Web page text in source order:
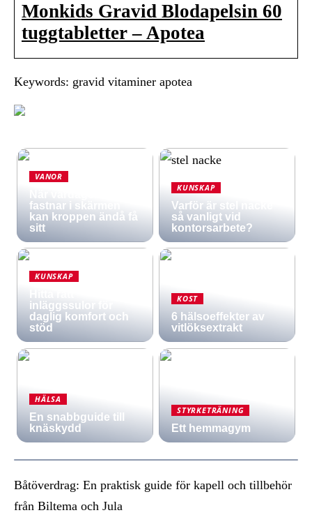
Monkids Gravid Blodapelsin 60
tuggtabletter – Apotea
Keywords: gravid vitaminer apotea
VANOR
fastnar i skärmen
kan kroppen ändå få
sitt
KUNSKAP
Varför är stel nacke
så vanligt vid
kontorsarbete?
KUNSKAP
Hitta rätt
inläggssulor för
daglig komfort och
stöd
KOST
6 hälsoeffekter av
vitlöksextrakt
HÄLSA
En snabbguide till
knäskydd
STYRKETRÄNING
Ett hemmagym
Båtöverdrag: En praktisk guide för kapell och tillbehör
från Biltema och Jula